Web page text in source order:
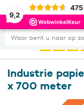
9,2
475
Waar bent u naar op
Industrie
x 700 meter